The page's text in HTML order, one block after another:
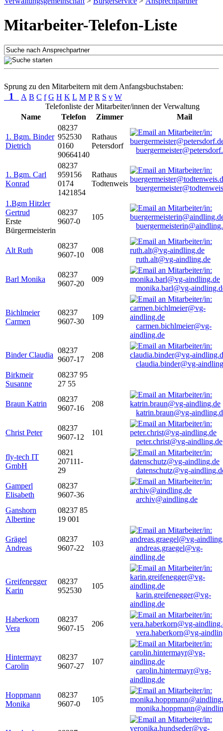
Mitarbeiter-Telefon-Liste
Sprung zu den Mitarbeitern mit dem Anfangsbuchstaben:
1 A B C f G H K L M P R S v W
Telefonliste der Mitarbeiter/innen der Verwaltung
Name
Telefon Zimmer Mail
1. Bgm. Binder
Dietrich
08237
952530
0160
90664140
Rathaus
Petersdorf
1. Bgm. Carl
Konrad
08237
959156
0174
1421854
Rathaus
Todtenweis
1.Bgm Hitzler
Gertrud
Erste
Bürgermeisterin
08237
9607-0
105
Alt Ruth
08237
9607-10
008
ruth.alt@vg-aindling.de
Barl Monika
08237
9607-20
009
monika.barl@vg-
Bichlmeier
Carmen
08237
9607-30
109
carmen.bichlmeier@vg-
aindling.de
Binder Claudia
08237
9607-17
208
claudia.binder@vg-
Birkmeir
Susanne
08237 95
27 55
Braun Katrin
08237
9607-16
208
katrin.braun@vg-
Christ Peter
08237
9607-12
101
peter.christ@vg-aindling.de
fly-tech IT
GmbH
0821
207111-
29
datenschutz@vg-
Gamperl
Elisabeth
08237
9607-36
archiv@aindling.de
Ganshorn
Albertine
08237 85
19 001
Grägel
Andreas
08237
9607-22
103
andreas.graegel@vg-
aindling.de
Greifenegger
Karin
08237
952530
105
karin.greifenegger@vg-
aindling.de
Haberkorn
Vera
08237
9607-15
206
vera.haberkorn@vg-
Hintermayr
Carolin
08237
9607-27
107
carolin.hintermayr@vg-
aindling.de
Hoppmann
Monika
08237
9607-0
105